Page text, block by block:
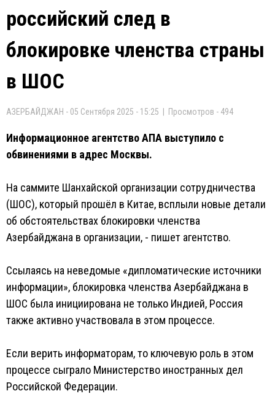
российский след в
блокировке членства страны
в ШОС
АЗЕРБАЙДЖАН - 05 Сентября 2025 - 15:25 | Просмотров - 494
Информационное агентство АПА выступило с
обвинениями в адрес Москвы.
На саммите Шанхайской организации сотрудничества
(ШОС), который прошёл в Китае, всплыли новые детали
об обстоятельствах блокировки членства
Азербайджана в организации, - пишет агентство.
Ссылаясь на неведомые «дипломатические источники
информации», блокировка членства Азербайджана в
ШОС была инициирована не только Индией, Россия
также активно участвовала в этом процессе.
Если верить информаторам, то ключевую роль в этом
процессе сыграло Министерство иностранных дел
Российской Федерации.